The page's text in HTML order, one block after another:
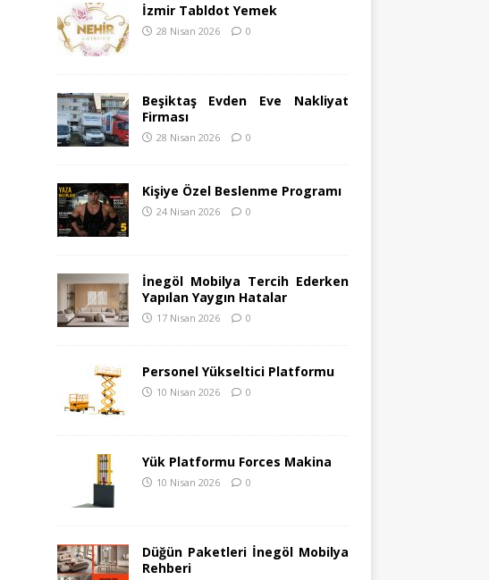
İzmir Tabldot Yemek
28 Nisan 2026 0
Beşiktaş Evden Eve Nakliyat
Firması
28 Nisan 2026 0
Kişiye Özel Beslenme Programı
24 Nisan 2026 0
İnegöl Mobilya Tercih Ederken
Yapılan Yaygın Hatalar
17 Nisan 2026 0
Personel Yükseltici Platformu
10 Nisan 2026 0
Yük Platformu Forces Makina
10 Nisan 2026 0
Düğün Paketleri İnegöl Mobilya
Rehberi